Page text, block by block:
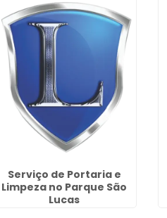
Serviço de Portaria e
Limpeza no Parque São
Lucas